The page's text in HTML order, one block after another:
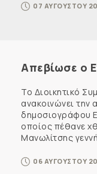
07 ΑΥΓΟΥΣΤΟΥ
Απεβίωσε ο
Το Διοικητικό
ανακοινώνει την
δημοσιογράφου
οποίος πέθανε
Μανωλίτσης
06 ΑΥΓΟΥΣΤΟΥ